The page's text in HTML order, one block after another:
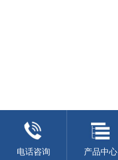
电话咨询 产品中心